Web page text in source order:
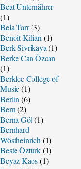
Beat Unternährer
(1)
Bela Tarr(3)
Benoit Kilian (1)
Berk Sivrikaya (1)
Berke Can Özcan
(1)
Berklee College of
Music(1)
Berlin (6)
Bern (2)
Berna Göl (1)
Bernhard
Wöstheinrich (1)
Beste Öztürk(1)
Beyaz Kaos(1)